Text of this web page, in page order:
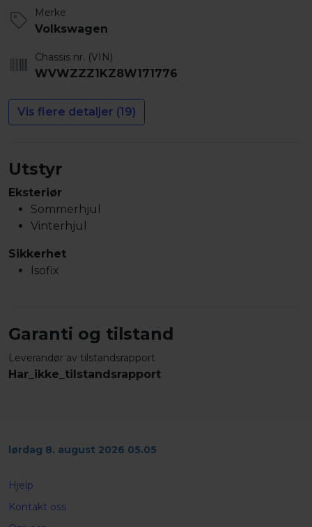
Merke
Volkswagen
Chassis nr. (VIN)
WVWZZZ1KZ8W171776
Vis flere detaljer (19)
Utstyr
Eksteriør
Sommerhjul
Vinterhjul
Sikkerhet
Isofix
Garanti og tilstand
Leverandør av tilstandsrapport
Har_ikke_tilstandsrapport
lørdag 8. august 2026 05.05
Hjelp
Kontakt oss